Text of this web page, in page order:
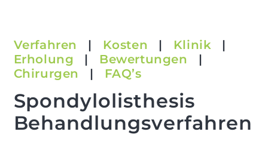
Verfahren | Kosten | Klinik
|
Erholung
| Bewertungen
|
Chirurgen
| FAQ’s
Spondylolisthesis
Behandlungsverfahren